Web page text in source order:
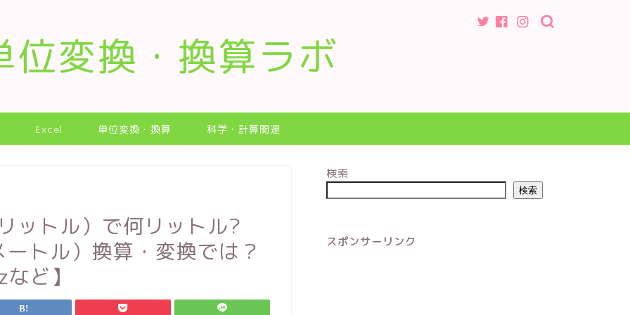
位変換・換算ラボ
Excel 単位変換・換算 科学・計算関連
ットル）で何リットル?
トル）換算・変換では？
ど】
検索
検索
スポンサーリンク